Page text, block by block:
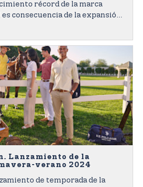
récord de la marca
consecuencia de la expansión
presencia en todas las regiones
Lanzamiento de la
verano 2024
de temporada de la